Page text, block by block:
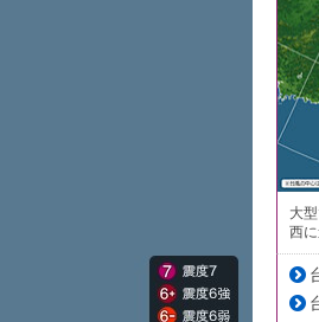
大
西